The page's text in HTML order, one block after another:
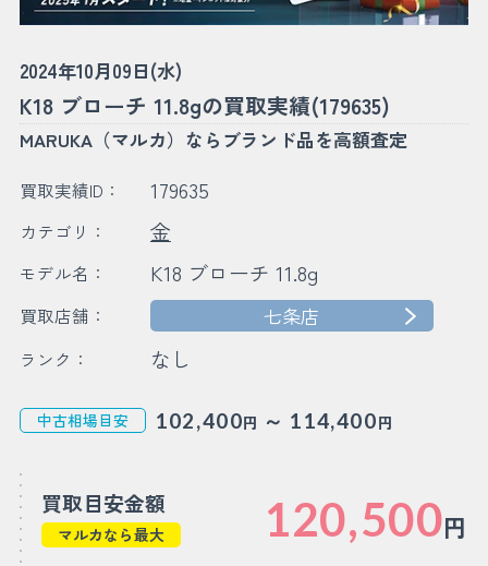
2024年10月09日(水)
K18 ブローチ 11.8gの買取実績(179635)
MARUKA（マルカ）ならブランド品を高額査定
買取実績ID： 179635
カテゴリ： 金
モデル名： K18 ブローチ 11.8g
買取店舗： 七条店
ランク： なし
中古相場目安 102,400円 ～ 114,400円
買取目安金額
マルカなら最大 120,500円